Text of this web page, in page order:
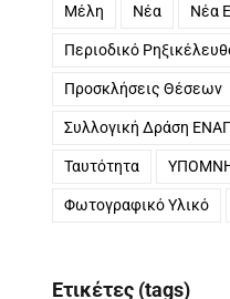
Μέλη Νέα Νέα
Περιοδικό
Προσκλήσεις Θέσεων
Συλλογική Δράση
Ταυτότητα
Φωτογραφικό Υλικό
Ετικέτες (tags)